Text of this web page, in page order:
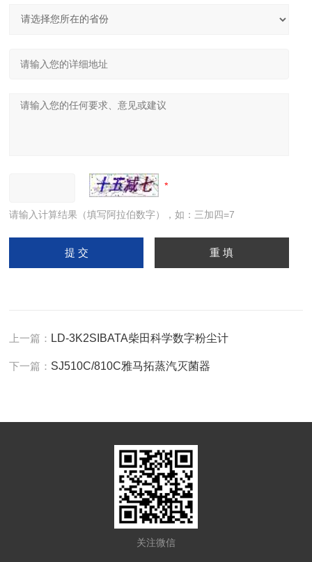
请输入计算结果（填写阿拉伯数字），如：三加四=7
上一篇： LD-3K2SIBATA柴田科学数字粉尘计
下一篇： SJ510C/810C雅马拓蒸汽灭菌器
关注微信